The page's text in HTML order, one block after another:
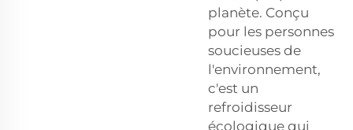
planète. Conçu
pour les personnes
soucieuses de
l'environnement,
c'est un
refroidisseur
écologique qui